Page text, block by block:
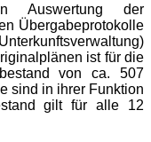
Auswertung der
Übergabeprotokolle
ist für die
von ca. 507
sind in ihrer Funktion
gilt für alle 12